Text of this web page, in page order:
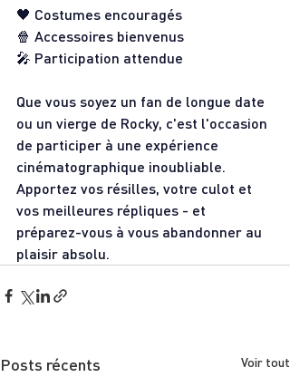
🖤 Costumes encouragés
🍿 Accessoires bienvenus
🎤 Participation attendue
Que vous soyez un fan de longue date
ou un vierge de Rocky, c'est l'occasion
de participer à une expérience
cinématographique inoubliable.
Apportez vos résilles, votre culot et
vos meilleures répliques - et
préparez-vous à vous abandonner au
plaisir absolu.
Posts récents Voir tout